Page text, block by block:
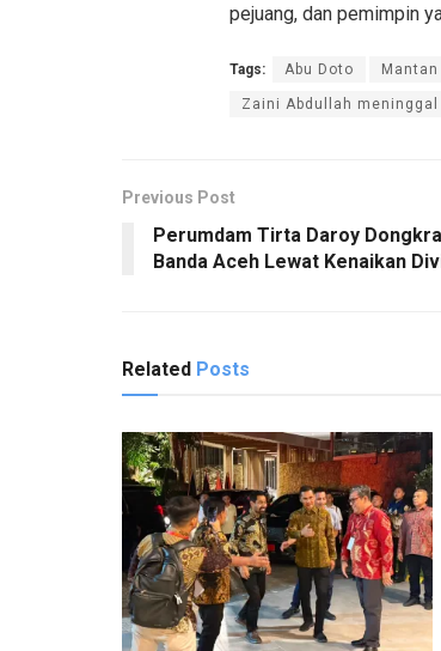
pejuang, dan pemimpin
Tags: Abu Doto
Zaini Abdullah meninggal
Previous Post
Perumdam Tirta Daroy
Banda Aceh Lewat Kenaikan
Related Posts